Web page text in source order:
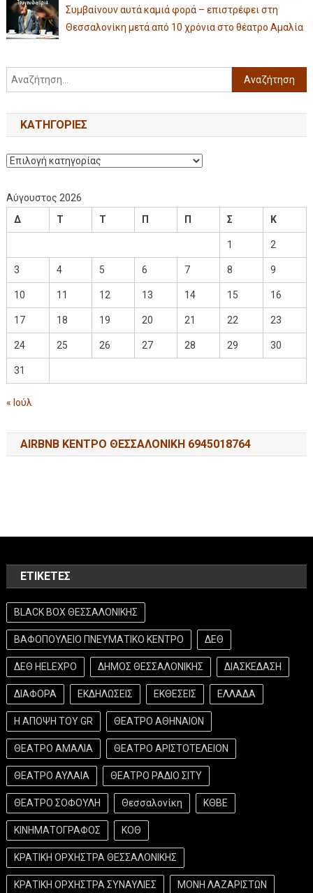
Συμβαίνουν αυτά καμιά φορά – επιστρέφει στη
Θεσσαλονίκη μετά από 10 χρόνια στο θέατρο Αμαλία
KΑΤΗΓΟΡΊΕΣ
Αύγουστος 2026
Δ
Τ Τ Π Π Σ Κ
1 2
3 4 5 6 7 8 9
10 11 12 13 14 15 16
17 18 19 20 21 22 23
24 25 26 27 28 29 30
31
« Ιούλ
AIRBNB ΚΕΝΤΡΟ ΘΕΣΣΑΛΟΝΙΚΗ 6945018764
ΕΤΙΚΈΤΕΣ
BLACK BOX ΘΕΣΣΑΛΟΝΙΚΗΣ
ΒΑΦΟΠΟΥΛΕΙΟ ΠΝΕΥΜΑΤΙΚΟ ΚΕΝΤΡΟ ΔΕΘ
ΔΕΘ HELEXPO ΔΗΜΟΣ ΘΕΣΣΑΛΟΝΙΚΗΣ ΔΙΑΣΚΕΔΑΣΗ
ΔΙΑΦΟΡΑ ΕΚΔΗΛΩΣΕΙΣ ΕΚΘΕΣΕΙΣ ΕΛΛΑΔΑ
Η ΑΠΟΨΗ ΤΟΥ GR ΘΕΑΤΡΟ ΑΘΗΝΑΙΟΝ
ΘΕΑΤΡΟ ΑΜΑΛΙΑ ΘΕΑΤΡΟ ΑΡΙΣΤΟΤΕΛΕΙΟΝ
ΘΕΑΤΡΟ ΑΥΛΑΙΑ ΘΕΑΤΡΟ ΡΑΔΙΟ ΣΙΤΥ
ΘΕΑΤΡΟ ΣΟΦΟΥΛΗ Θεσσαλονίκη ΚΘΒΕ
ΚΙΝΗΜΑΤΟΓΡΑΦΟΣ ΚΟΘ
ΚΡΑΤΙΚΗ ΟΡΧΗΣΤΡΑ ΘΕΣΣΑΛΟΝΙΚΗΣ
ΚΡΑΤΙΚΗ ΟΡΧΗΣΤΡΑ ΣΥΝΑΥΛΙΕΣ ΜΟΝΗ ΛΑΖΑΡΙΣΤΩΝ